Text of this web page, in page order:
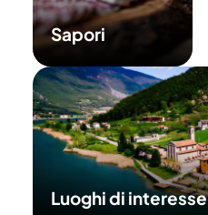
Sapori
Luoghi di interesse